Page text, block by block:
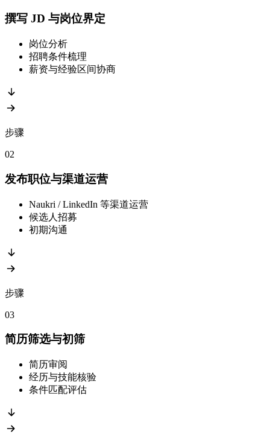
撰写 JD 与岗位界定
岗位分析
招聘条件梳理
薪资与经验区间协商
步骤
02
发布职位与渠道运营
Naukri / LinkedIn 等渠道运营
候选人招募
初期沟通
步骤
03
简历筛选与初筛
简历审阅
经历与技能核验
条件匹配评估